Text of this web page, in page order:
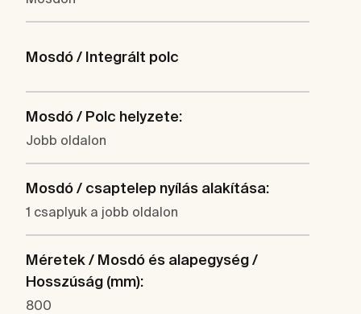
Mosdó / Integrált polc
Mosdó / Polc helyzete:
Jobb oldalon
Mosdó / csaptelep nyílás alakítása:
1 csaplyuk a jobb oldalon
Méretek / Mosdó és alapegység /
Hosszúság (mm):
800